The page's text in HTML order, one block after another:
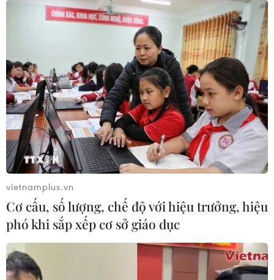
vietnamplus.vn
Cơ cấu, số lượng, chế độ với hiệu trưởng, hiệu
phó khi sắp xếp cơ sở giáo dục